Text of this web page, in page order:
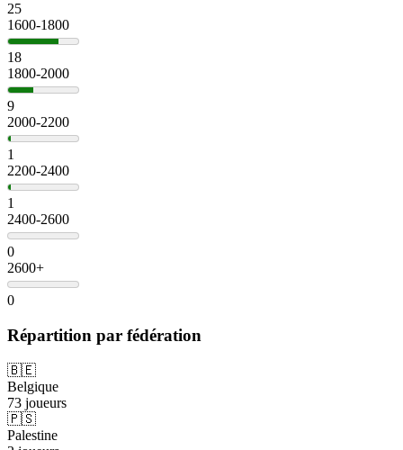
25
1600-1800
18
1800-2000
9
2000-2200
1
2200-2400
1
2400-2600
0
2600+
0
Répartition par fédération
🇧🇪
Belgique
73 joueurs
🇵🇸
Palestine